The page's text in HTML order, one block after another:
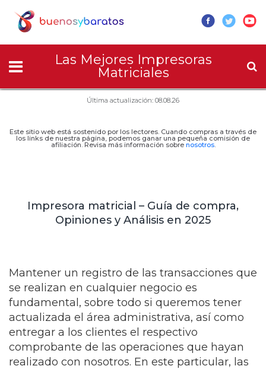
Las Mejores Impresoras
Matriciales
Última actualización: 08.08.26
Este sitio web está sostenido por los lectores. Cuando compras a través de
los links de nuestra página, podemos ganar una pequeña comisión de
afiliación. Revisa más información sobre nosotros.
Impresora matricial – Guía de compra,
Opiniones y Análisis en 2025
Mantener un registro de las transacciones que
se realizan en cualquier negocio es
fundamental, sobre todo si queremos tener
actualizada el área administrativa, así como
entregar a los clientes el respectivo
comprobante de las operaciones que hayan
realizado con nosotros. En este particular, las